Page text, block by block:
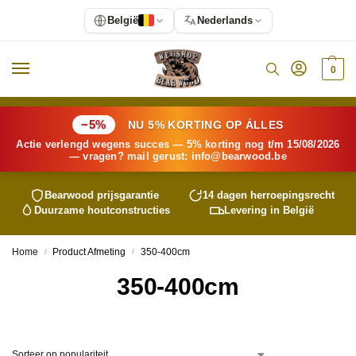
0
−5% NU 5% KORTING OP ÁLLES
Actie verlengd wegens succes — 5% korting nog t/m 15/08/2026
— vragen? mail gerust: info@ bearwood.be
Bearwood prijsgarantie
14 dagen herroepingsrecht
Duurzame houtconstructies
Levering in België
Home / Product Afmeting / 350-400cm
350-400cm
België Nederlands